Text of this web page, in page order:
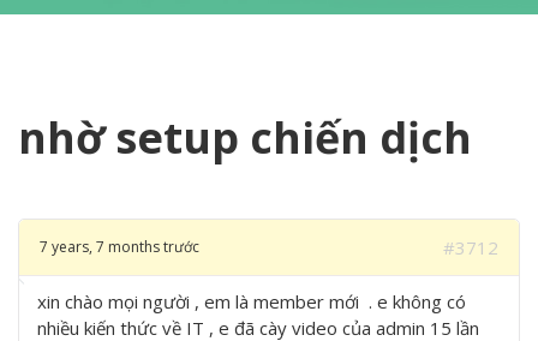
nhờ setup chiến dịch
7 years, 7 months trước #3712
xin chào mọi người , em là member mới . e không có
nhiều kiến thức về IT , e đã cày video của admin 15 lần